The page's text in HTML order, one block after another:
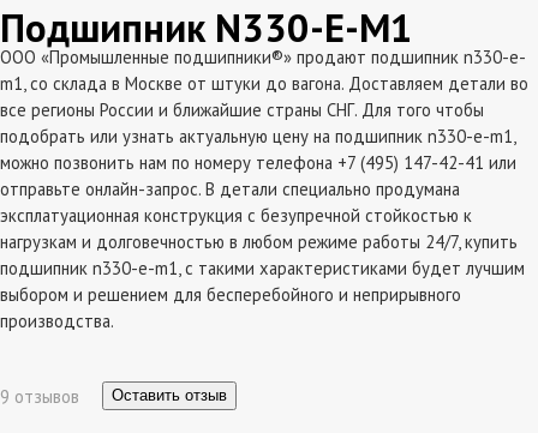
Подшипник N330-E-M1
ООО «Промышленные подшипники®» продают подшипник n330-e-
m1, со склада в Москве от штуки до вагона. Доставляем детали во
все регионы России и ближайшие страны СНГ. Для того чтобы
подобрать или узнать актуальную цену на подшипник n330-e-m1,
можно позвонить нам по номеру телефона +7 (495) 147-42-41 или
отправьте онлайн-запрос. В детали специально продумана
эксплатуационная конструкция с безупречной стойкостью к
нагрузкам и долговечностью в любом режиме работы 24/7, купить
подшипник n330-e-m1, с такими характеристиками будет лучшим
выбором и решением для бесперебойного и неприрывного
производства.
9 отзывов Оставить отзыв